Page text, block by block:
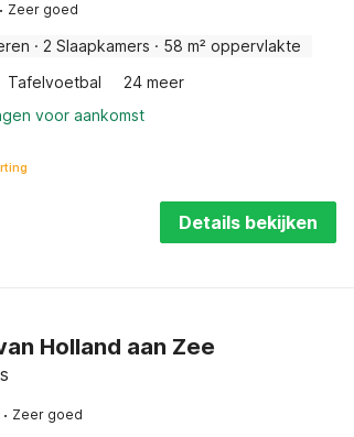
· Zeer goed
· 2 Slaapkamers · 58 m² oppervlakte
Tafelvoetbal
24 meer
voor aankomst
Details bekijken
Holland aan Zee
· Zeer goed